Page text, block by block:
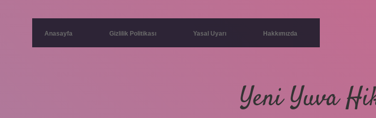
Anasayfa Gizlilik Politikası Yasal Uyarı Hakkımızda
Yeni Yuva